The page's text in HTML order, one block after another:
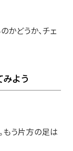
かどうか、チェ
みよう
もう片方の足は